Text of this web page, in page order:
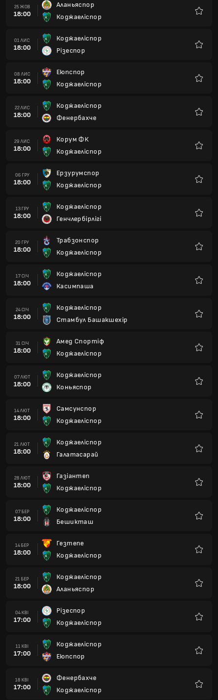
25 ЖОВ
18:00
Аланьяспор
Коджаеліспор
01 ЛИС
18:00
Коджаеліспор
Різеспор
08 ЛИС
18:00
Еюпспор
Коджаеліспор
22 ЛИС
18:00
Коджаеліспор
Фенербахче
29 ЛИС
18:00
Корум ФК
Коджаеліспор
06 ГРУ
18:00
Ерзурумспор
Коджаеліспор
13 ГРУ
18:00
Коджаеліспор
Генчлербірлігі
20 ГРУ
18:00
Трабзонспор
Коджаеліспор
17 СІЧ
18:00
Коджаеліспор
Касимпаша
24 СІЧ
18:00
Коджаеліспор
Стамбул Башакшехір
31 СІЧ
18:00
Амед Спортіф
Коджаеліспор
07 ЛЮТ
18:00
Коджаеліспор
Коньяспор
14 ЛЮТ
18:00
Самсунспор
Коджаеліспор
21 ЛЮТ
18:00
Коджаеліспор
Галатасарай
28 ЛЮТ
18:00
Газіантеп
Коджаеліспор
07 БЕР
18:00
Коджаеліспор
Бешикташ
14 БЕР
18:00
Гезтепе
Коджаеліспор
21 БЕР
18:00
Коджаеліспор
Аланьяспор
04 КВІ
17:00
Різеспор
Коджаеліспор
11 КВІ
17:00
Коджаеліспор
Еюпспор
18 КВІ
17:00
Фенербахче
Коджаеліспор